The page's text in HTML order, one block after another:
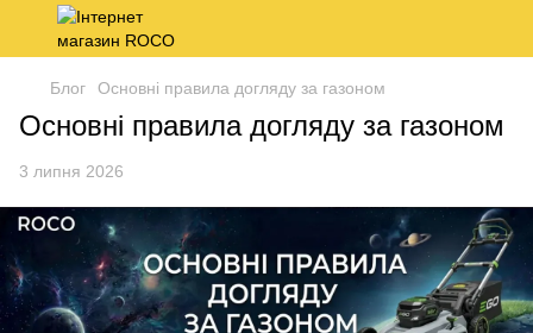
Блог Основні правила догляду за газоном
Основні правила догляду за газоном
3 липня 2026